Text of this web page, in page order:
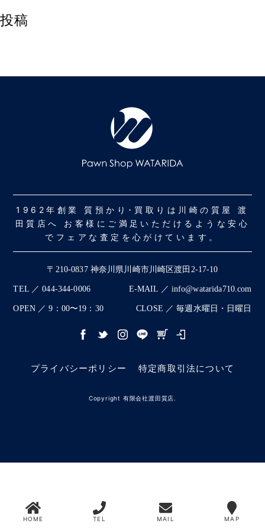
投稿
1962年創業 質預かり･買取りは川崎の質屋 渡
田質店へ お客様にご満足いただけるような安心
でフェアな査定を心がけています。
〒210-0837 神奈川県川崎市川崎区渡田2-17-10
TEL ／ 044-344-0006 E-MAIL ／ info@watarida710.com
OPEN ／ 9：00〜19：30 CLOSE ／ 毎週水曜日・日曜日
プライバシーポリシー 特定商取引法について
Copyright 有限会社渡田質店.
HOME TEL MAIL MAP